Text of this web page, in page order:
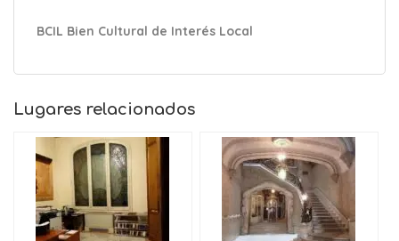
BCIL Bien Cultural de Interés Local
Lugares relacionados